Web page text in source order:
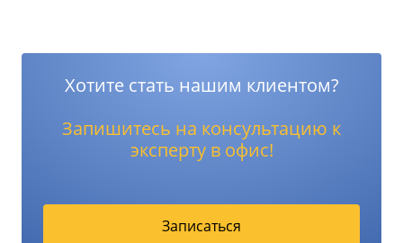
Хотите стать нашим клиентом?
Запишитесь на консультацию к
эксперту в офис!
Записаться